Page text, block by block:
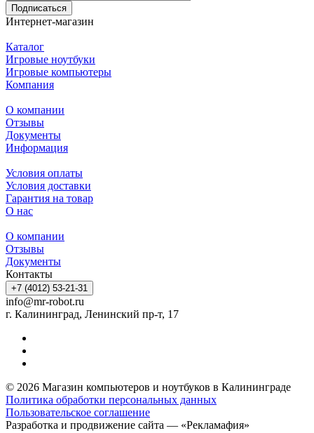
Подписаться
Интернет-магазин
Каталог
Игровые ноутбуки
Игровые компьютеры
Компания
О компании
Отзывы
Документы
Информация
Условия оплаты
Условия доставки
Гарантия на товар
О нас
О компании
Отзывы
Документы
Контакты
+7 (4012) 53-21-31
info@mr-robot.ru
г. Калининград, Ленинский пр-т, 17
© 2026 Магазин компьютеров и ноутбуков в Калининграде
Политика обработки персональных данных
Пользовательское соглашение
Разработка и продвижение сайта — «Рекламафия»